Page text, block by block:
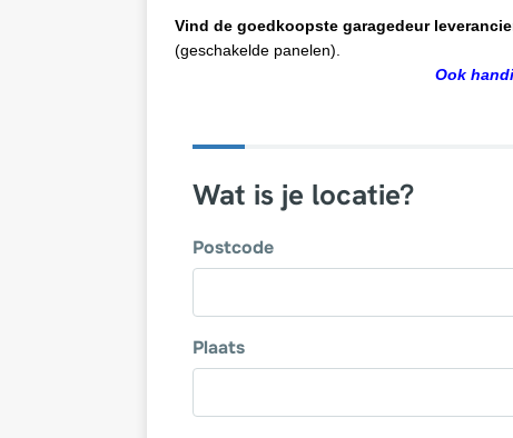
Vind de goedkoopste garagedeur
(geschakelde panelen).
Ook